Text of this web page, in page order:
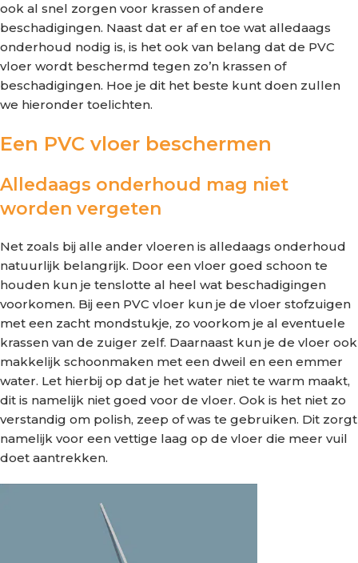
ook al snel zorgen voor krassen of andere
beschadigingen. Naast dat er af en toe wat alledaags
onderhoud nodig is, is het ook van belang dat de PVC
vloer wordt beschermd tegen zo’n krassen of
beschadigingen. Hoe je dit het beste kunt doen zullen
we hieronder toelichten.
Een PVC vloer beschermen
Alledaags onderhoud mag niet
worden vergeten
Net zoals bij alle ander vloeren is alledaags onderhoud
natuurlijk belangrijk. Door een vloer goed schoon te
houden kun je tenslotte al heel wat beschadigingen
voorkomen. Bij een PVC vloer kun je de vloer stofzuigen
met een zacht mondstukje, zo voorkom je al eventuele
krassen van de zuiger zelf. Daarnaast kun je de vloer ook
makkelijk schoonmaken met een dweil en een emmer
water. Let hierbij op dat je het water niet te warm maakt,
dit is namelijk niet goed voor de vloer. Ook is het niet zo
verstandig om polish, zeep of was te gebruiken. Dit zorgt
namelijk voor een vettige laag op de vloer die meer vuil
doet aantrekken.